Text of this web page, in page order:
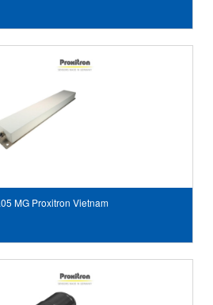
MG Proxitron Vietnam